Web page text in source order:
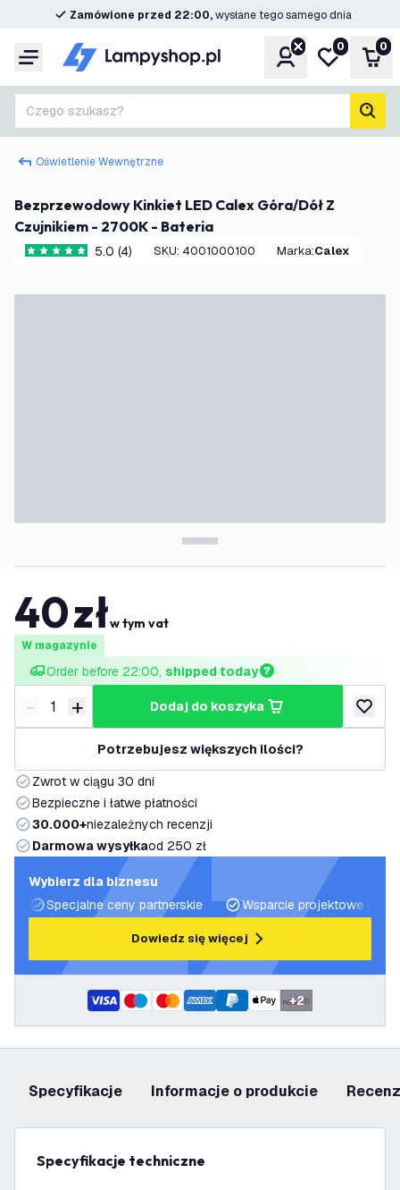
Zamówione przed 22:00,wysłane tego samego dnia
Menu KontoMoja lista
0 0
Czego szukasz?
Oświetlenie Wewnętrzne
Bezprzewodowy Kinkiet LED Calex Góra/Dół Z
Czujnikiem - 2700K - Bateria
5 Gwiazdki oceny
5.0 (4) SKU: 4001000100 Marka: Calex
40złw tym vat
W magazynie
Order before 22:00, shipped today
Zmniejsz ilość
- Zwiększ ilość
+ dodaj do koszyka
dodaj
Potrzebujesz większych ilości?
Zwrot w ciągu 30 dni
Bezpieczne i łatwe płatności
30.000+niezależnych recenzji
Darmowa wysyłkaod 250 zł
Wybierz dla biznesu
Specjalne ceny partnerskie
Wsparcie projektowe i
Dowiedz się więcej
+2
Specyfikacje informacje o produkcie
Specyfikacje techniczne